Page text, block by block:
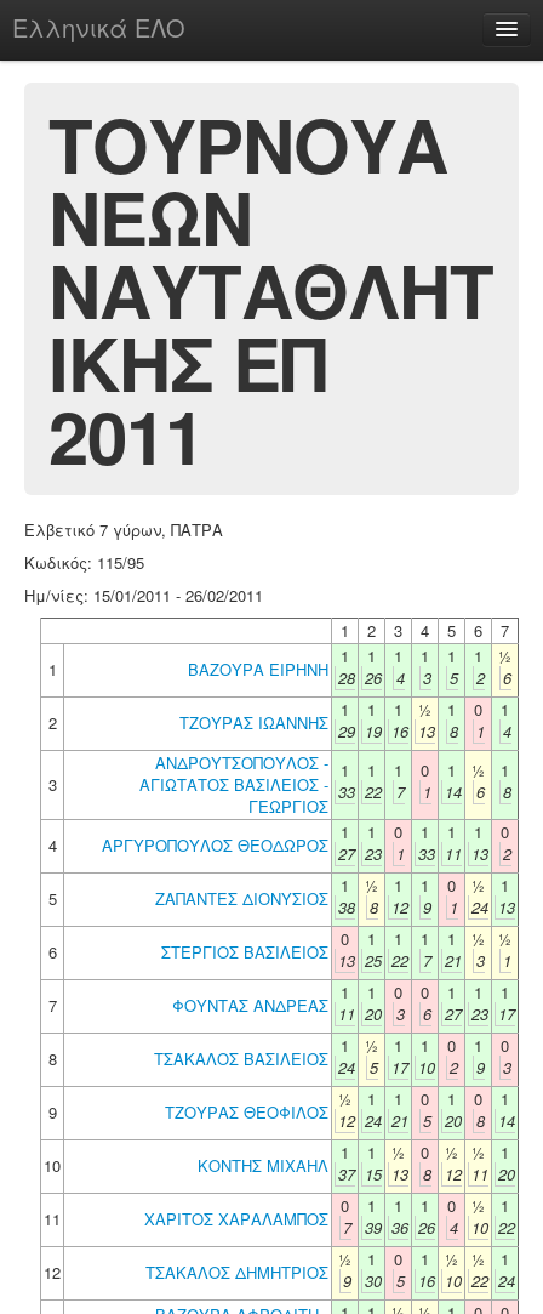
Ελληνικά ΕΛΟ
chesstu.be @ discord
Login
ΤΟΥΡΝΟΥΑ
ΝΕΩΝ
ΝΑΥΤΑΘΛΗΤ
ΙΚΗΣ ΕΠ
2011
Ελβετικό 7 γύρων, ΠΑΤΡΑ
Κωδικός: 115/95
Ημ/νίες: 15/01/2011 - 26/02/2011
1
2 3 4 5 6
7
1
ΒΑΖΟΥΡΑ ΕΙΡΗΝΗ
1
28
1
26
1
4
1
3
1
5
1
2
½
6
2
ΤΖΟΥΡΑΣ ΙΩΑΝΝΗΣ
1
29
1
19
1
16
½
13
1
8
0
1
1
4
3
ΑΝΔΡΟΥΤΣΟΠΟΥΛΟΣ -
ΑΓΙΩΤΑΤΟΣ ΒΑΣΙΛΕΙΟΣ -
ΓΕΩΡΓΙΟΣ
1
33
1
22
1
7
0
1
1
14
½
6
1
8
4 ΑΡΓΥΡΟΠΟΥΛΟΣ ΘΕΟΔΩΡΟΣ
1
27
1
23
0
1
1
33
1
11
1
13
0
2
5
ΖΑΠΑΝΤΕΣ ΔΙΟΝΥΣΙΟΣ
1
38
½
8
1
12
1
9
0
1
½
24
1
13
6
ΣΤΕΡΓΙΟΣ ΒΑΣΙΛΕΙΟΣ
0
13
1
25
1
22
1
7
1
21
½
3
½
1
7
ΦΟΥΝΤΑΣ ΑΝΔΡΕΑΣ
1
11
1
20
0
3
0
6
1
27
1
23
1
17
8
ΤΣΑΚΑΛΟΣ ΒΑΣΙΛΕΙΟΣ
1
24
½
5
1
17
1
10
0
2
1
9
0
3
9
ΤΖΟΥΡΑΣ ΘΕΟΦΙΛΟΣ
½
12
1
24
1
21
0
5
1
20
0
8
1
14
10
ΚΟΝΤΗΣ ΜΙΧΑΗΛ
1
37
1
15
½
13
0
8
½
12
½
11
1
20
11
ΧΑΡΙΤΟΣ ΧΑΡΑΛΑΜΠΟΣ
0
7
1
39
1
36
1
26
0
4
½
10
1
22
12
ΤΣΑΚΑΛΟΣ ΔΗΜΗΤΡΙΟΣ
½
9
1
30
0
5
1
16
½
10
½
22
1
24